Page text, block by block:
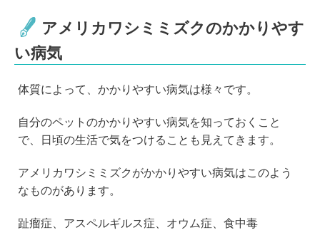
アメリカワシミミズクのかかりやす
い病気
体質によって、かかりやすい病気は様々です。
自分のペットのかかりやすい病気を知っておくこと
で、日頃の生活で気をつけることも見えてきます。
アメリカワシミミズクがかかりやすい病気はこのよう
なものがあります。
趾瘤症、アスペルギルス症、オウム症、食中毒